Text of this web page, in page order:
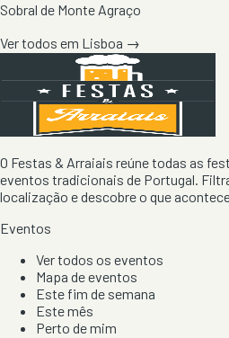
Sobral de Monte Agraço
Ver todos em Lisboa →
O Festas & Arraiais reúne todas as
eventos tradicionais de Portugal.
localização e descobre o que
Eventos
Ver todos os eventos
Mapa de eventos
Este fim de semana
Este mês
Perto de mim